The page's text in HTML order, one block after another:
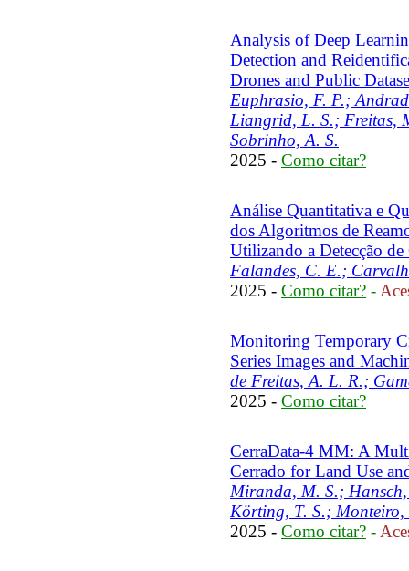
Analysis of Deep
Detection and
Drones and Public
Euphrasio, F. P.;
Liangrid, L. S.; Freitas,
Sobrinho, A. S.
2025 - Como citar?
Análise Quantitativa e
dos Algoritmos de
Utilizando a Detecção de
Falandes, C. E.;
2025 - Como citar? -
Monitoring Temporary
Series Images and
de Freitas, A. L. R.;
2025 - Como citar?
CerraData-4 MM: A
Cerrado for Land Use
Miranda, M. S.;
Körting, T. S.; Monteiro,
2025 - Como citar? -